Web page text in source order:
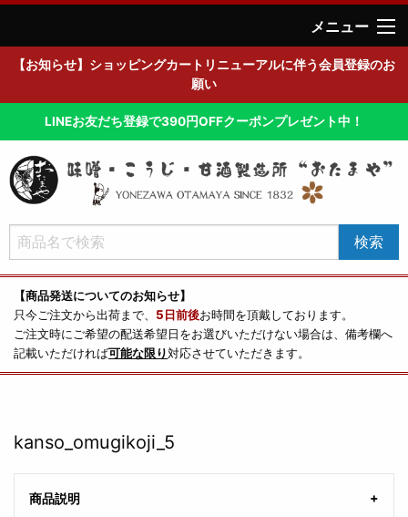
メニュー
【お知らせ】ショッピングカートリニューアルに伴う会員登録のお
願い
LINEお友だち登録で390円OFFクーポンプレゼント中！
【商品発送についてのお知らせ】
只今ご注文から出荷まで、 5日前後お時間を頂戴しております。
ご注文時にご希望の配送希望日をお選びいただけない場合は、備考欄へ
記載いただければ可能な限り対応させていただきます。
kanso_omugikoji_5
商品説明